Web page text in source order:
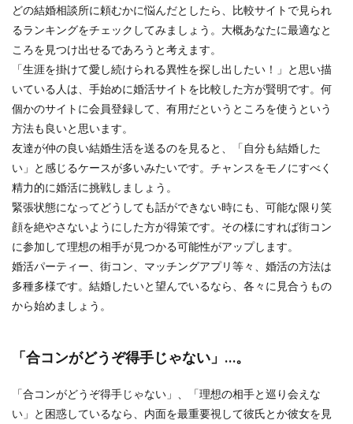
どの結婚相談所に頼むかに悩んだとしたら、比較サイトで見られ
るランキングをチェックしてみましょう。大概あなたに最適なと
ころを見つけ出せるであろうと考えます。
「生涯を掛けて愛し続けられる異性を探し出したい！」と思い描
いている人は、手始めに婚活サイトを比較した方が賢明です。何
個かのサイトに会員登録して、有用だというところを使うという
方法も良いと思います。
友達が仲の良い結婚生活を送るのを見ると、「自分も結婚した
い」と感じるケースが多いみたいです。チャンスをモノにすべく
精力的に婚活に挑戦しましょう。
緊張状態になってどうしても話ができない時にも、可能な限り笑
顔を絶やさないようにした方が得策です。その様にすれば街コン
に参加して理想の相手が見つかる可能性がアップします。
婚活パーティー、街コン、マッチングアプリ等々、婚活の方法は
多種多様です。結婚したいと望んでいるなら、各々に見合うもの
から始めましょう。
「合コンがどうぞ得手じゃない」…。
「合コンがどうぞ得手じゃない」、「理想の相手と巡り会えな
い」と困惑しているなら、内面を最重要視して彼氏とか彼女を見